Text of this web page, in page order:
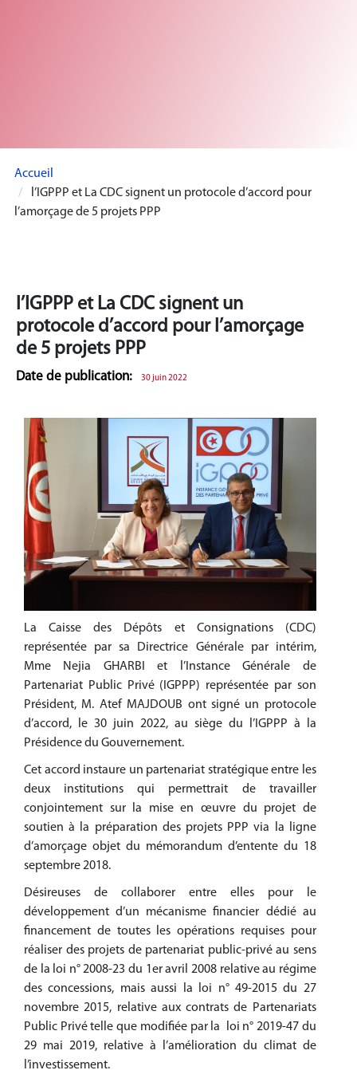
Accueil
l’IGPPP et La CDC signent un protocole d’accord pour
l’amorçage de 5 projets PPP
l’IGPPP et La CDC signent un
protocole d’accord pour l’amorçage
de 5 projets PPP
Date de publication: 30 juin 2022
La Caisse des Dépôts et Consignations (CDC)
représentée par sa Directrice Générale par intérim,
Mme Nejia GHARBI et l’Instance Générale de
Partenariat Public Privé (IGPPP) représentée par son
Président, M. Atef MAJDOUB ont signé un protocole
d’accord, le 30 juin 2022, au siège du l’IGPPP à la
Présidence du Gouvernement.
Cet accord instaure un partenariat stratégique entre les
deux institutions qui permettrait de travailler
conjointement sur la mise en œuvre du projet de
soutien à la préparation des projets PPP via la ligne
d’amorçage objet du mémorandum d’entente du 18
septembre 2018.
Désireuses de collaborer entre elles pour le
développement d’un mécanisme financier dédié au
financement de toutes les opérations requises pour
réaliser des projets de partenariat public-privé au sens
de la loi n° 2008-23 du 1er avril 2008 relative au régime
des concessions, mais aussi la loi n° 49-2015 du 27
novembre 2015, relative aux contrats de Partenariats
Public Privé telle que modifiée par la loi n° 2019-47 du
29 mai 2019, relative à l’amélioration du climat de
l’investissement.